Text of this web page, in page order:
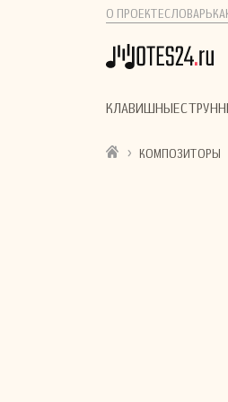
О ПРОЕКТЕСЛОВАРЬ
КЛАВИШНЫЕ
› КОМПОЗИТОРЫ